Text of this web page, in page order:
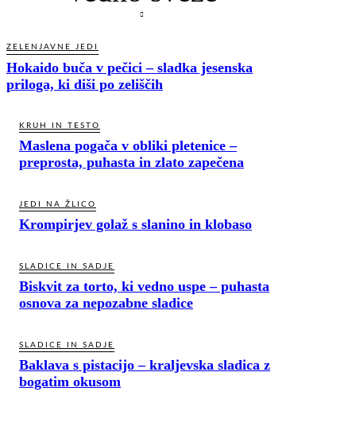
ZELENJAVNE JEDI
Hokaido buča v pečici – sladka jesenska
priloga, ki diši po zeliščih
KRUH IN TESTO
Maslena pogača v obliki pletenice –
preprosta, puhasta in zlato zapečena
JEDI NA ŽLICO
Krompirjev golaž s slanino in klobaso
SLADICE IN SADJE
Biskvit za torto, ki vedno uspe – puhasta
osnova za nepozabne sladice
SLADICE IN SADJE
Baklava s pistacijo – kraljevska sladica z
bogatim okusom